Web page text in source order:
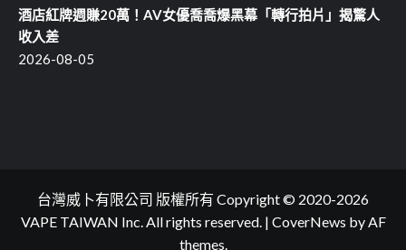
酒店紅牌週賺20萬！AV女優喬喬爆黑幕「轉行拍片」揭驚人
收入差
2026-08-05
台灣威卜有限公司 版權所有 Copyright © 2020-2026
VAPE TAIWAN Inc. All rights reserved. | CoverNews by AF
themes.